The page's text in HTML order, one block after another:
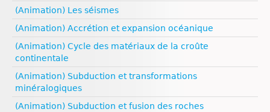
(Animation) Les séismes
(Animation) Accrétion et expansion océanique
(Animation) Cycle des matériaux de la croûte
continentale
(Animation) Subduction et transformations
minéralogiques
(Animation) Subduction et fusion des roches